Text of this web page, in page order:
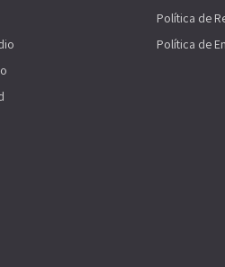
Política de
Política de